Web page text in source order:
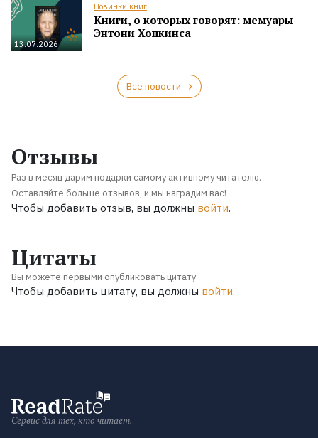
13.07.2026
Новинки книг
Книги, о которых говорят: мемуары
Энтони Хопкинса
Все новости
Отзывы
Раз в месяц дарим подарки самому активному читателю.
Оставляйте больше отзывов, и мы наградим вас!
Чтобы добавить отзыв, вы должны войти.
Цитаты
Вы можете первыми опубликовать цитату
Чтобы добавить цитату, вы должны войти.
Сервис для тех, кто читает.